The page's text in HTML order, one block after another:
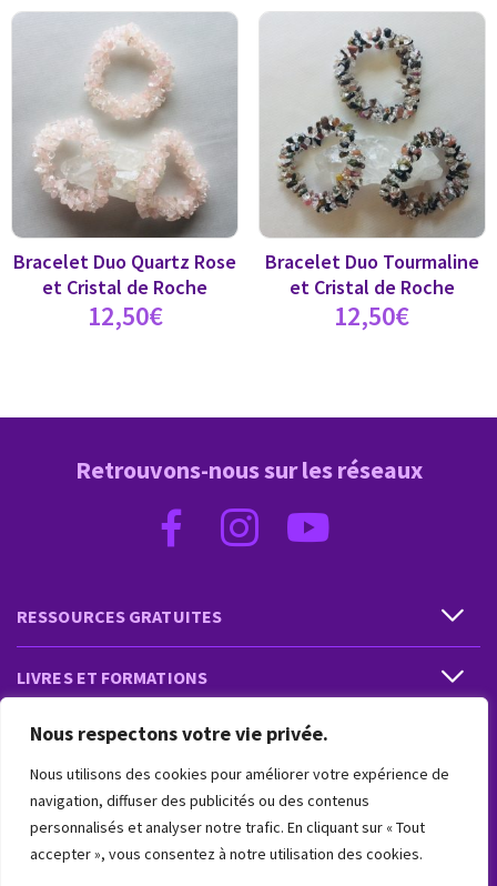
Nous respectons votre vie privée.
Nous utilisons des cookies pour améliorer votre expérience de
navigation, diffuser des publicités ou des contenus
personnalisés et analyser notre trafic. En cliquant sur « Tout
accepter », vous consentez à notre utilisation des cookies.
Bracelet Duo Quartz Rose
et Cristal de Roche
12,50€
Bracelet Duo Tourmaline
et Cristal de Roche
12,50€
RESSOURCES GRATUITES
LIVRES ET FORMATIONS
PRESTATIONS ET PRODUITS
VIVRE INTUITIF
Retrouvons-nous sur les réseaux